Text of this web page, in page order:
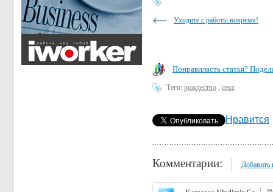
Уходите с работы вовремя!
Понравиласть статья?
Теги: рождество , секс
Нравится
Комментарии: Добавить